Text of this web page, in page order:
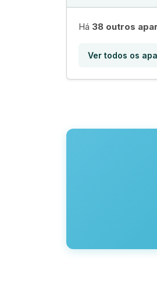
Há 38 outros
Ver todos os